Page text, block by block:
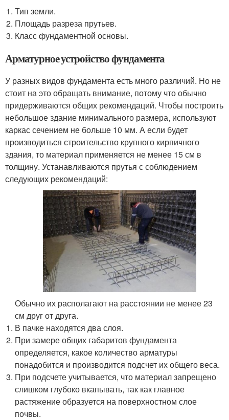
Тип земли.
Площадь разреза прутьев.
Класс фундаментной основы.
Арматурное устройство фундамента
У разных видов фундамента есть много различий. Но не
стоит на это обращать внимание, потому что обычно
придерживаются общих рекомендаций. Чтобы построить
небольшое здание минимального размера, используют
каркас сечением не больше 10 мм. А если будет
производиться строительство крупного кирпичного
здания, то материал применяется не менее 15 см в
толщину. Устанавливаются прутья с соблюдением
следующих рекомендаций:
Обычно их располагают на расстоянии не менее 23
см друг от друга.
В пачке находятся два слоя.
При замере общих габаритов фундамента
определяется, какое количество арматуры
понадобится и производится подсчет их общего веса.
При подсчете учитывается, что материал запрещено
слишком глубоко вкапывать, так как главное
растяжение образуется на поверхностном слое
почвы.